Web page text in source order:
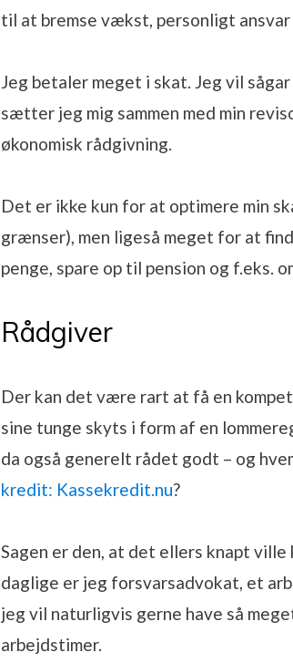
til at bremse vækst, personligt ansvar
Jeg betaler meget i skat. Jeg vil
sætter jeg mig sammen med min
økonomisk rådgivning.
Det er ikke kun for at optimere min
grænser), men ligeså meget for at
penge, spare op til pension og f.eks.
Rådgiver
Der kan det være rart at få en
sine tunge skyts i form af en
da også generelt rådet godt – og
kredit: Kassekredit.nu?
Sagen er den, at det ellers knapt
daglige er jeg forsvarsadvokat, et
jeg vil naturligvis gerne have så
arbejdstimer.